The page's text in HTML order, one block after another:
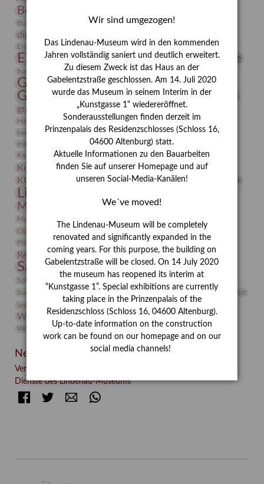
Bernhard August von Lindenau
Burg Posterstein Conrad Felixmüller Depot
digitallabor
Erdmann Julius Dietrich
Erlebnisportal estrusker Exlibris
Expressionismus Festrede Florenz Fotografie
frauen Frauen in der Antike und heute
Gerhard-Altenbourg-Preis
Gerhard Altenbourg
Gerhard Kurt Müller
grafische sammlung griechische Mythologie
Hanns-Conon von der Gabelentz Heinrich Kirchhoff Heldinnen
herman de vries Humboldt
Insekten
Integriertes Schädlingsmanagement
Italien Jahresempfang
Kolosseum
Kooperationsausstellung Korkmodelle Kunst
Kunstmuseum Kunstvermittlung Kunst von Kühl
KUNSTWAND Kurs Künstler Künstlerin Lehmbruck
Lindenau-Museum
Museumsgeschichte Museumsnacht
Museumspädagogik Natur
Objekt im Fokus
Phelloplastik
Pohlhof
Provenienz
Provenienzforschung
Restaurierung Rudi Lesser Ruth Wolf-Rehfeld
Sammlung Samstagszeichner Skulptur
Sonderausstellung
Sphinx
studio Studio Bildende Kunst
Suermondt-Ludwig-Museum
Vermittlung
Videokunst
Volontariat
Walter Rheiner Werefkin
Werkbetrachtung Winter Wissenschaft
Wolf and Dog
Wolf und Hund
Zirkuswoche
Neueste Beiträge
Verschenkt, verkauft, vergessen? – Kunstdetektivinnen im
Dienste des Lindenau-Museums
FacebookTwitter E-mail
Wir sind umgezogen!
Das Lindenau-Museum wird in den kommenden
Jahren vollständig saniert und deutlich erweitert.
Zu diesem Zweck ist das Haus an der
Gabelentzstraße geschlossen. Am 14. Juli 2020
wurde das Museum in seinem Interim in der
„Kunstgasse 1“ wiedereröffnet.
Sonderausstellungen finden derzeit im
Prinzenpalais des Residenzschlosses (Schloss 16,
04600 Altenburg) statt.
Aktuelle Informationen zu den Bauarbeiten
finden Sie auf unserer Homepage und auf
unseren Social-Media-Kanälen!
We´ve moved!
The Lindenau-Museum will be completely
renovated and significantly expanded in the
coming years. For this purpose, the building on
Gabelentzstraße will be closed. On 14 July 2020
the museum has reopened its interim at
“Kunstgasse 1”. Special exhibitions are currently
taking place in the Prinzenpalais of the
Residenzschloss (Schloss 16, 04600 Altenburg).
Up-to-date information on the construction
work can be found on our homepage and on our
social media channels!